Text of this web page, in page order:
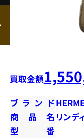
買取金額
ブランド
商品名 リンデ
型番